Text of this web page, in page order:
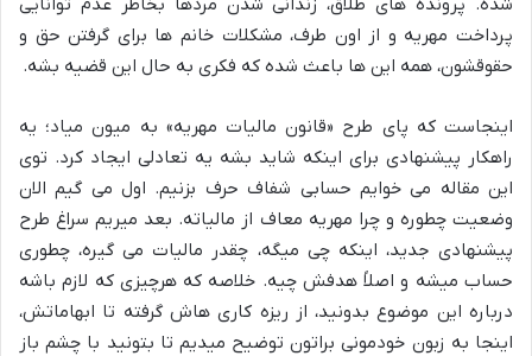
پرداخت مهریه و از اون طرف، مشکلات خانم ها برای گرفتن حق و
حقوقشون، همه این ها باعث شده که فکری به حال این قضیه بشه.
اینجاست که پای طرح «قانون مالیات مهریه» به میون میاد؛ یه
راهکار پیشنهادی برای اینکه شاید بشه یه تعادلی ایجاد کرد. توی
این مقاله می خوایم حسابی شفاف حرف بزنیم. اول می گیم الان
وضعیت چطوره و چرا مهریه معاف از مالیاته. بعد میریم سراغ طرح
پیشنهادی جدید، اینکه چی میگه، چقدر مالیات می گیره، چطوری
حساب میشه و اصلاً هدفش چیه. خلاصه که هرچیزی که لازم باشه
درباره این موضوع بدونید، از ریزه کاری هاش گرفته تا ابهاماتش،
اینجا به زبون خودمونی براتون توضیح میدیم تا بتونید با چشم باز